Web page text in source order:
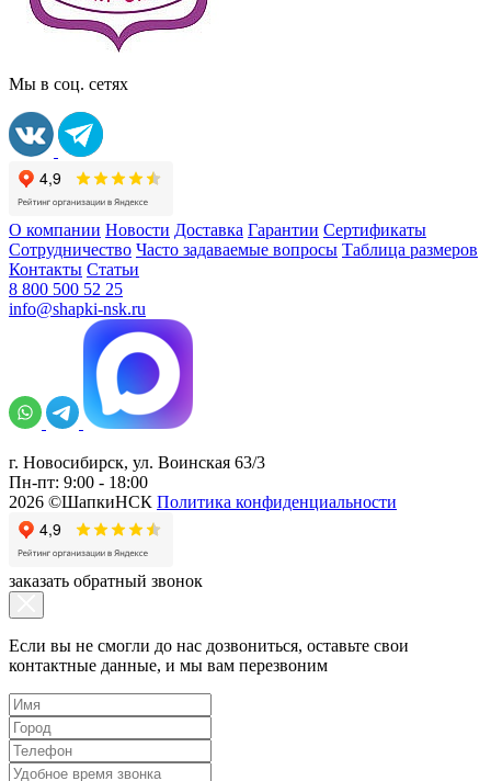
Мы в соц. сетях
О компании Новости Доставка Гарантии Сертификаты
Сотрудничество Часто задаваемые вопросы Таблица размеров
Контакты Статьи
8 800 500 52 25
info@shapki-nsk.ru
г. Новосибирск, ул. Воинская 63/3
Пн-пт: 9:00 - 18:00
2026 ©ШапкиНСК Политика конфиденциальности
заказать обратный звонок
Если вы не смогли до нас дозвониться, оставьте свои
контактные данные, и мы вам перезвоним